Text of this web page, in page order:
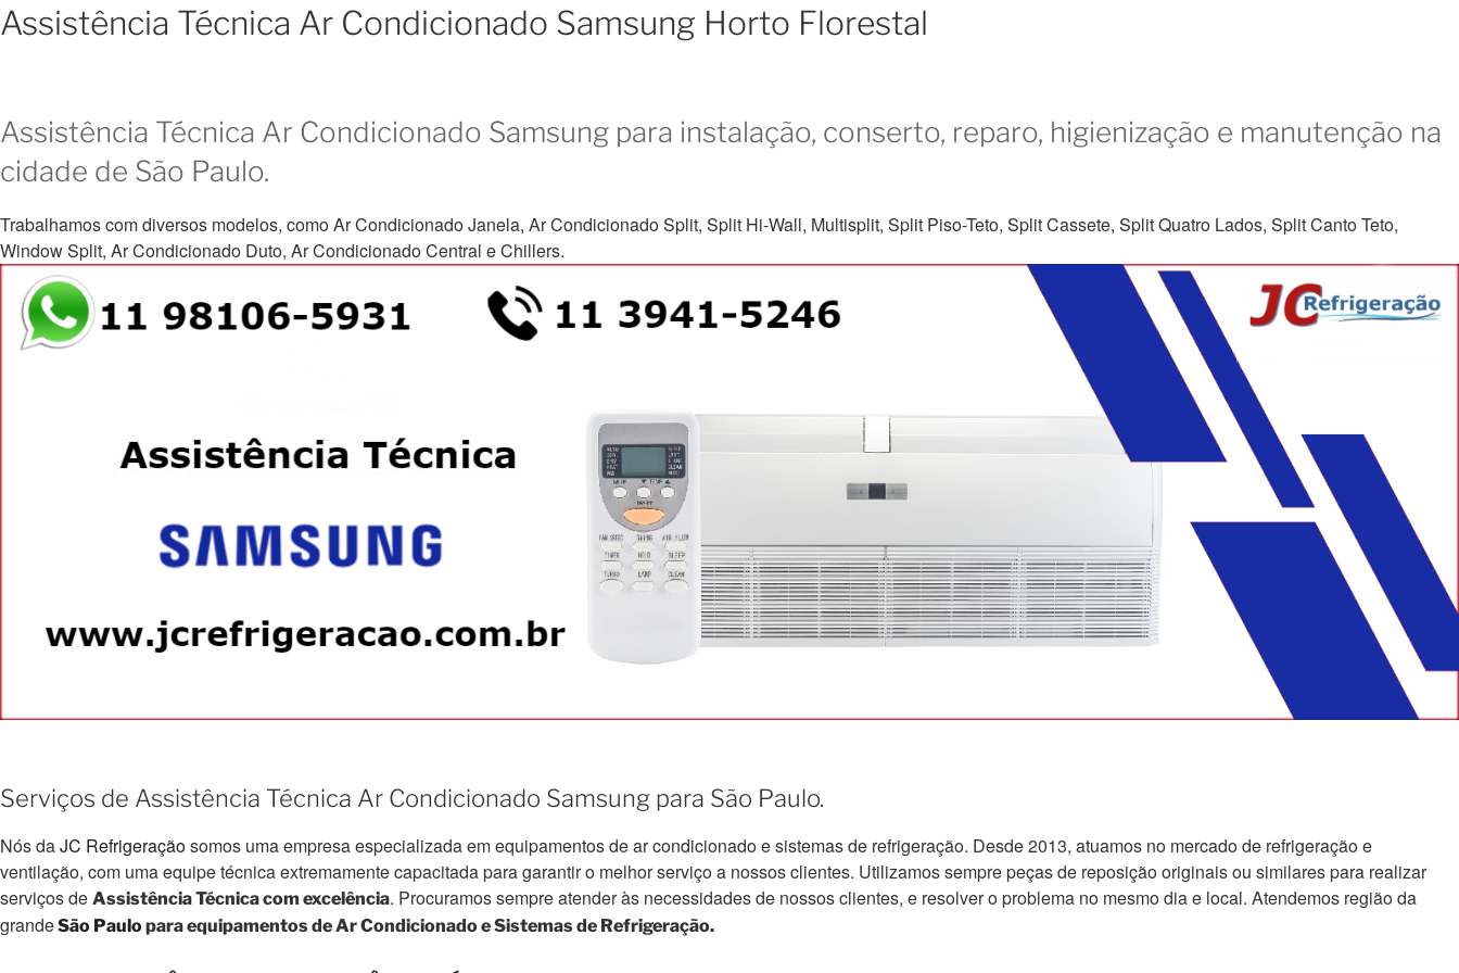
Assistência Técnica Ar Condicionado Samsung Horto Florestal
Assistência Técnica Ar Condicionado Samsung para instalação, conserto, reparo, higienização e manutenção na
cidade de São Paulo.
Trabalhamos com diversos modelos, como Ar Condicionado Janela, Ar Condicionado Split, Split Hi-Wall, Multisplit, Split Piso-Teto, Split Cassete, Split Quatro Lados, Split Canto Teto,
Window Split, Ar Condicionado Duto, Ar Condicionado Central e Chillers.
Serviços de Assistência Técnica Ar Condicionado Samsung para São Paulo.
Nós daJC Refrigeraçãosomos uma empresa especializada em equipamentos de ar condicionado e sistemas de refrigeração. Desde 2013, atuamos no mercado de refrigeração e
ventilação, com uma equipe técnica extremamente capacitada para garantir o melhor serviço a nossos clientes. Utilizamos sempre peças de reposição originais ou similares para realizar
serviços de Assistência Técnica com excelência. Procuramos sempre atender às necessidades de nossos clientes, e resolver o problema no mesmo dia e local. Atendemos região da
grandeSão Paulopara equipamentos de Ar Condicionado e Sistemas de Refrigeração.